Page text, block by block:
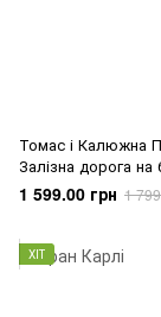
Томас і Калюжна
Залізна дорога на
265см. Незабутні
1 599.00 грн 1
ХІТ